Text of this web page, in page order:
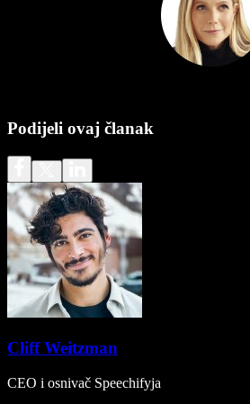
Podijeli ovaj članak
Cliff Weitzman
CEO i osnivač Speechifyja